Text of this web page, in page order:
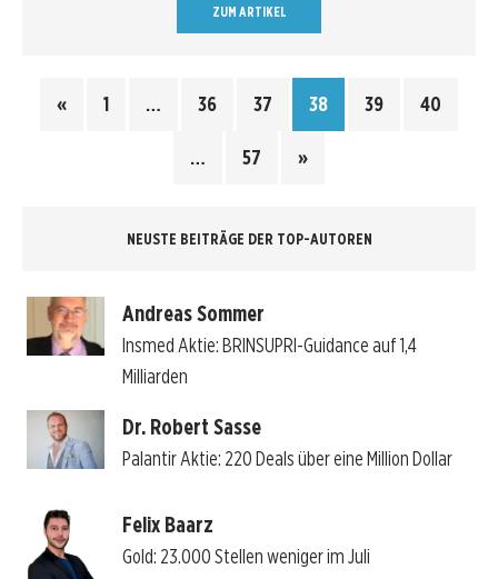
ZUM ARTIKEL
« 1 … 36 37 38 39 40
… 57 »
NEUSTE BEITRÄGE DER TOP-AUTOREN
Andreas Sommer
Insmed Aktie: BRINSUPRI-Guidance auf 1,4
Milliarden
Dr. Robert Sasse
Palantir Aktie: 220 Deals über eine Million Dollar
Felix Baarz
Gold: 23.000 Stellen weniger im Juli